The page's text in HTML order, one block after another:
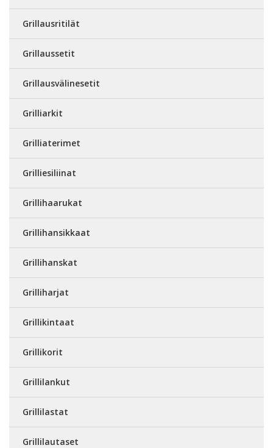
Grillausritilät
Grillaussetit
Grillausvälinesetit
Grilliarkit
Grilliaterimet
Grilliesiliinat
Grillihaarukat
Grillihansikkaat
Grillihanskat
Grilliharjat
Grillikintaat
Grillikorit
Grillilankut
Grillilastat
Grillilautaset